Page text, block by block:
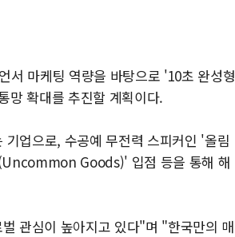
서 마케팅 역량을 바탕으로 '10초 완성형
망 확대를 추진할 계획이다.
업으로, 수공예 무전력 스피커인 '올림
Goods)' 입점 등을 통해 해
관심이 높아지고 있다"며 "한국만의 매